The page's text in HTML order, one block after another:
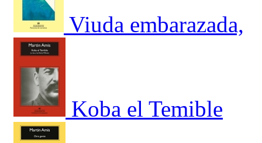
Viuda embarazada,
Koba el Temible